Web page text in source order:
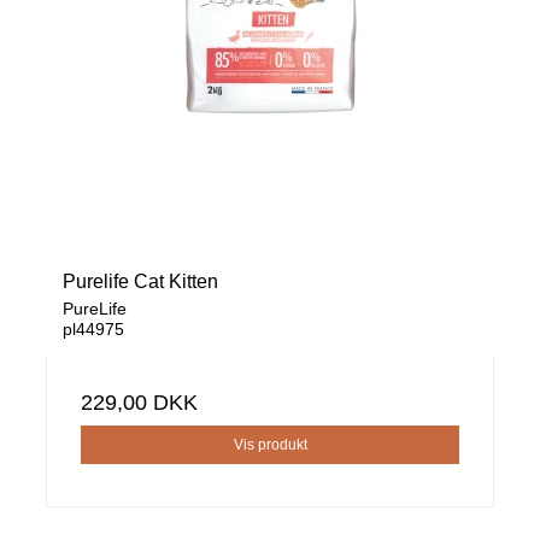
Purelife Cat Kitten
PureLife
pl44975
229,00 DKK
Vis produkt